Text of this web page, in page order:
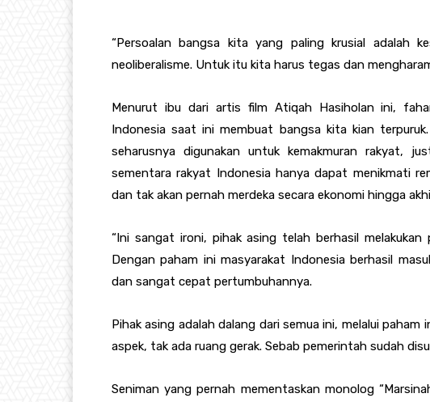
“Persoalan bangsa kita yang paling krusial adalah
neoliberalisme. Untuk itu kita harus tegas dan
Menurut ibu dari artis film Atiqah Hasiholan ini,
Indonesia saat ini membuat bangsa kita kian
seharusnya digunakan untuk kemakmuran rakyat,
sementara rakyat Indonesia hanya dapat menikmati
dan tak akan pernah merdeka secara ekonomi hingga
“Ini sangat ironi, pihak asing telah berhasil
Dengan paham ini masyarakat Indonesia berhasil
dan sangat cepat pertumbuhannya.
Pihak asing adalah dalang dari semua ini, melalui paham
aspek, tak ada ruang gerak. Sebab pemerintah sudah
Seniman yang pernah mementaskan monolog